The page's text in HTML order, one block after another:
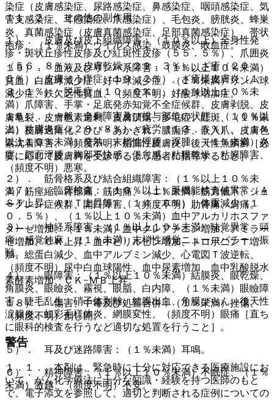
染症（皮膚感染症、尿路感染症、鼻感染症、咽頭感染症、気
管支感染症、耳感染症、爪感染症）、毛包炎、膀胱炎、蜂巣
炎、真菌感染症（皮膚真菌感染症、足部真菌感染症）、帯状
疱疹、（１％未満）ウイルス感染、鼓膜炎、敗血症。
１５）． 血液及びリンパ系障害：（１％以上１０％未満）
貧血、白血球減少症、好中球減少症、（１％未満）リンパ球
減少症、鉄欠乏性貧血、（頻度不明）好酸球増加症。
１６）． 一般・全身障害及び投与部位の状態：（１０％以
上）粘膜炎症（２８．８％）、疲労（１３．５％）、（１％
以上１０％未満）発熱、末梢性浮腫、浮腫、（１％未満）炎
症、顔面浮腫、胸部不快感、倦怠感、粘膜乾燥、粘膜障害、
（頻度不明）悪寒。
１７）． 臨床検査：（１０％以上）肝機能検査値異常（Ａ
ＳＴ上昇、ＡＬＴ上昇等）（１４．０％）、体重減少（１
０．５％）、（１％以上１０％未満）血中アルカリホスファ
ターゼ増加、（１％未満）血中クレアチニン増加、アミラー
ゼ増加、ＣＫ上昇、血中ビリルビン増加、トロポニンＴ増
加、総蛋白減少、血中アルブミン減少、心電図Ｔ波逆転、
（頻度不明）尿中白血球陽性、血中尿素増加、血中乳酸脱水
素酵素増加、ＣＫ−ＭＢ上昇。
１８）． 傷害、中毒及び処置合併：（１％未満）挫傷、
（頻度不明）創し開。
警告
１．１． 本剤は、緊急時に十分に対応できる医療施設にお
いて、がん化学療法に十分な知識・経験を持つ医師のもと
で、電子添文を参照して、適切と判断される症例についての
１１．２． その他の副作用
１）． 皮膚及び皮下組織障害：（１０％以上）全身性発
疹・斑状丘疹性皮疹及び紅斑性皮疹（５５．５％）、爪囲炎
（５６．８％）、皮膚乾燥（２９．３％）、ざ瘡（２０．
５％）、皮膚そう痒症（１９．２％）、ざ瘡様皮膚炎（１
３．１％）、脱毛症（１０．０％）、（１％以上１０％未
満）爪障害、手掌・足底発赤知覚不全症候群、皮膚剥脱、皮
膚亀裂、皮膚色素過剰、皮膚潰瘍、多毛症、紅斑、（１％未
満）皮膚過角化、ひび・あかぎれ、膿痂疹、嵌入爪、皮膚色
素沈着障害、（頻度不明）脂漏性皮膚炎、後天性魚鱗癬［必
要に応じて皮膚科を受診するよう患者に指導すること］。
２）． 筋骨格系及び結合組織障害：（１％以上１０％未
満）筋痙縮、背部痛、筋肉痛、（１％未満）筋力低下、シェ
ーグレン症候群、開口障害、（頻度不明）肋骨痛、肩痛。
３）． 神経系障害：（１％以上１０％未満）味覚異常、頭
痛、感覚鈍麻、（１％未満）末梢性感覚ニューロパチー、振
戦。
４）． 眼障害：（１％以上１０％未満）結膜炎、眼乾燥、
角膜炎、眼瞼炎、霧視、眼脂、白内障、（１％未満）眼瞼障
害、睫毛乱生、硝子体剥離、結膜出血、角膜びらん、後天性
涙腺炎、虹彩毛様体炎、網膜変性、（頻度不明）眼痛［直ち
に眼科的検査を行うなど適切な処置を行うこと］。
５）． 耳及び迷路障害：（１％未満）耳鳴。
６）． 精神障害：（１％以上１０％未満）不眠症、（１％
未満）激越、（頻度不明）不安。